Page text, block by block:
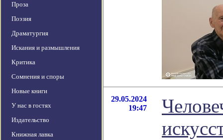
Проза
Поэзия
Драматургия
Искания и размышления
Критика
Сомнения и споры
Новые книги
У нас в гостях
Издательство
Книжная лавка
29.05.2024
19:47